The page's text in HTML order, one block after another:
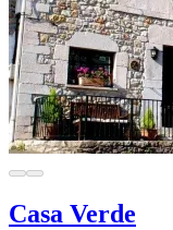
Casa Verde